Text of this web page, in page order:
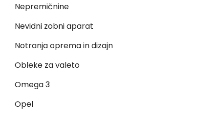
Nepremičnine
Nevidni zobni aparat
Notranja oprema in dizajn
Obleke za valeto
Omega 3
Opel